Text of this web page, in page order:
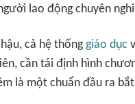
lao động chuyên
cả hệ thốnggiáo dục
cần tái định hình
là một chuẩn đầu ra